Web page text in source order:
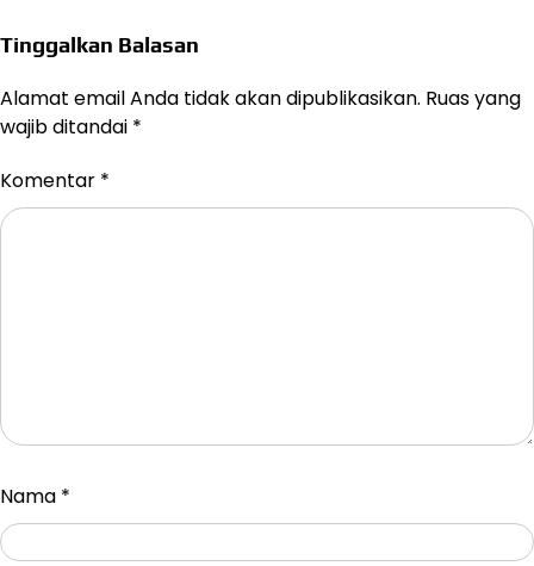
Tinggalkan Balasan
Alamat email Anda tidak akan dipublikasikan. Ruas yang
wajib ditandai *
Komentar *
Nama *